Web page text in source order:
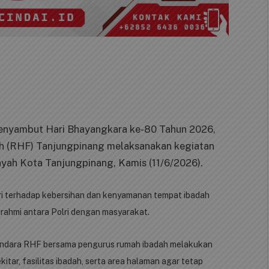
Hari Bhayangkara ke-80 Tahun 2026,
Tanjungpinang melaksanakan kegiatan
Kota Tanjungpinang, Kamis (11/6/2026).
kebersihan dan kenyamanan tempat ibadah
antara Polri dengan masyarakat.
RHF bersama pengurus rumah ibadah melakukan
fasilitas ibadah, serta area halaman agar tetap